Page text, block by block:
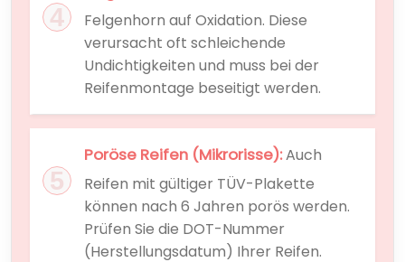
Felgenhorn auf Oxidation. Diese
verursacht oft schleichende
Undichtigkeiten und muss bei der
Reifenmontage beseitigt werden.
Poröse Reifen (Mikrorisse):Auch
Reifen mit gültiger TÜV-Plakette
können nach 6 Jahren porös werden.
Prüfen Sie die DOT-Nummer
(Herstellungsdatum) Ihrer Reifen.